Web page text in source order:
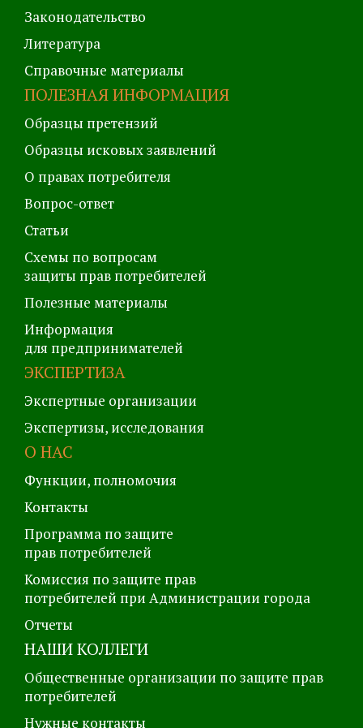
Законодательство
Литература
Справочные материалы
ПОЛЕЗНАЯ ИНФОРМАЦИЯ
Образцы претензий
Образцы исковых заявлений
О правах потребителя
Вопрос-ответ
Статьи
Схемы по вопросам
защиты прав потребителей
Полезные материалы
Информация
для предпринимателей
ЭКСПЕРТИЗА
Экспертные организации
Экспертизы, исследования
О НАС
Функции, полномочия
Контакты
Программа по защите
прав потребителей
Комиссия по защите прав
потребителей при Администрации города
Отчеты
НАШИ КОЛЛЕГИ
Общественные организации по защите прав
потребителей
Нужные контакты